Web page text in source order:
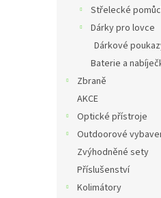
Střelecké
Dárky pro lovce
Dárkové
Baterie a
Zbraně
AKCE
Optické přístroje
Outdoorové
Zvýhodněné sety
Příslušenství
Kolimátory